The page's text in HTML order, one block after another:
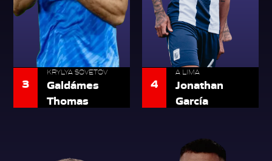
3
KRYLYA SOVETOV
Galdámes
Thomas
4
A LIMA
Jonathan
García